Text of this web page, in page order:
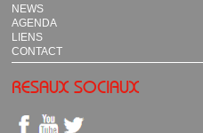
NEWS
AGENDA
LIENS
CONTACT
RESAUX SOCIAUX